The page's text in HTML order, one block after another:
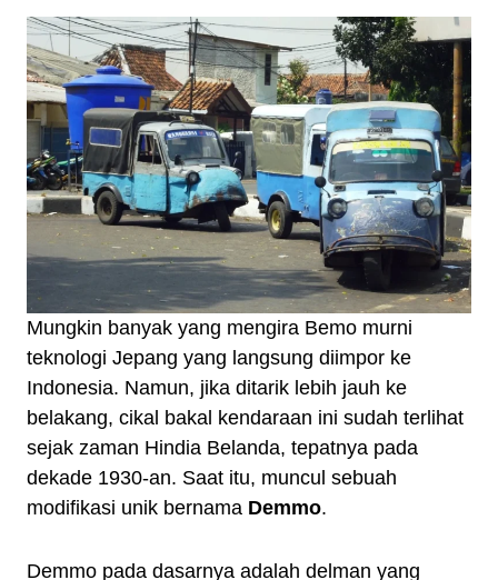
Mungkin banyak yang mengira Bemo murni
teknologi Jepang yang langsung diimpor ke
Indonesia. Namun, jika ditarik lebih jauh ke
belakang, cikal bakal kendaraan ini sudah terlihat
sejak zaman Hindia Belanda, tepatnya pada
dekade 1930-an. Saat itu, muncul sebuah
modifikasi unik bernama Demmo.
Demmo pada dasarnya adalah delman yang